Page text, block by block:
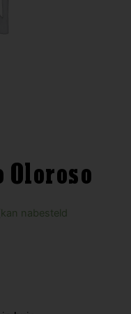
Oloroso
nabesteld